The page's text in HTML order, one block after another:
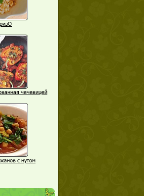
чечевицей
с нутом